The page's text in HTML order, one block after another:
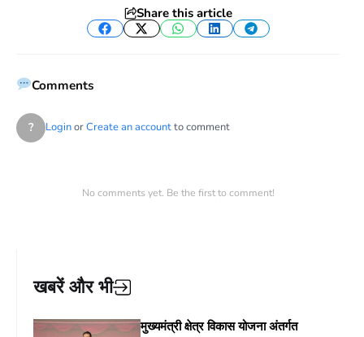
Share this article
Facebook
TwitterWhatsApp
LinkedInTelegram
Comments
? LoginorCreate an accountto comment
No comments yet. Be the first to comment!
खबरें और भी
मुख्यमंत्री क्षेत्र विकास योजना अंतर्गत